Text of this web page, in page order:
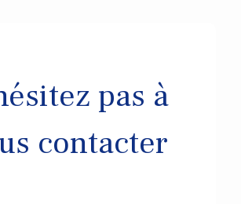
pas à
contacter